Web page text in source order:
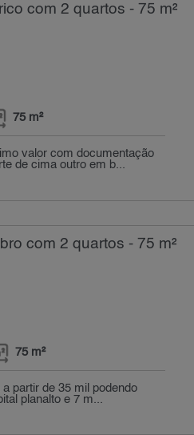
com 2 quartos - 75 m²
75 m²
valor com documentação
de cima outro em b...
com 2 quartos - 75 m²
75 m²
partir de 35 mil podendo
planalto e 7 m...